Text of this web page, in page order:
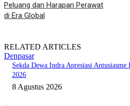
Peluang dan Harapan Perawat
di Era Global
RELATED ARTICLES
Denpasar
Sekda Dewa Indra Apresiasi
2026
8 Agustus 2026